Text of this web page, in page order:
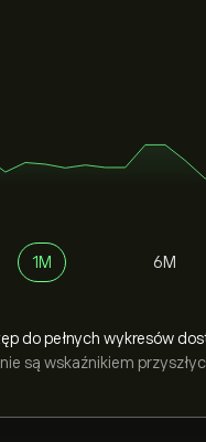
1M 6M
do pełnych wykresów
są wskaźnikiem